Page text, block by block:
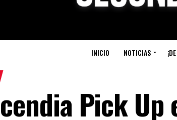
INICIO NOTICIAS
Pick